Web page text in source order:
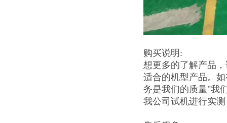
购买说明:
想更多的了解产品
适合的机型产品。
务是我们的质量"我
我公司试机进行实